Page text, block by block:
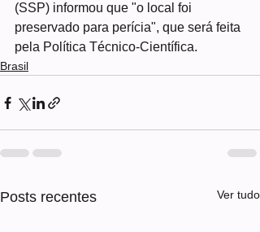
(SSP) informou que "o local foi
preservado para perícia", que será feita
pela Política Técnico-Científica.
Brasil
Posts recentes Ver tudo